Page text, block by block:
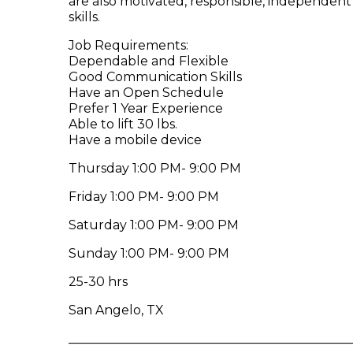
skills.
Job Requirements:
Dependable and Flexible
Good Communication Skills
Have an Open Schedule
Prefer 1 Year Experience
Able to lift 30 lbs.
Have a mobile device
Thursday 1:00 PM- 9:00 PM
Friday 1:00 PM- 9:00 PM
Saturday 1:00 PM- 9:00 PM
Sunday 1:00 PM- 9:00 PM
25-30 hrs
San Angelo, TX